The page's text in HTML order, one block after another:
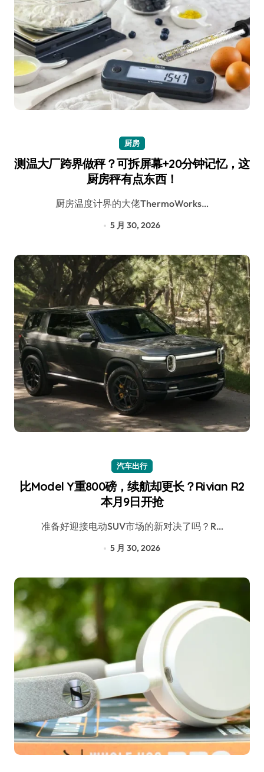
厨房
测温大厂跨界做秤？可拆屏幕+20分钟记忆，这
厨房秤有点东西！
厨房温度计界的大佬ThermoWorks…
5 月 30, 2026
汽车出行
比Model Y重800磅，续航却更长？Rivian R2
本月9日开抢
准备好迎接电动SUV市场的新对决了吗？R…
5 月 30, 2026